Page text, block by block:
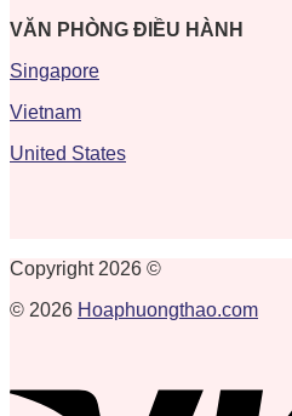
VĂN PHÒNG ĐIỀU HÀNH
Singapore
Vietnam
United States
Copyright 2026 ©
© 2026 Hoaphuongthao.com